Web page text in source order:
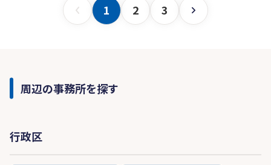
1 2 3
周辺の事務所を探す
行政区